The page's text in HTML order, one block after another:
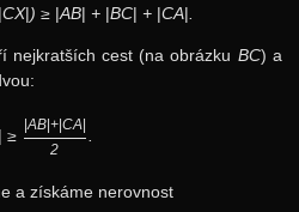
|CX|) ≥ |AB| + |BC| + |CA|
nejkratších cest (na obrázku BC) a
≥
|AB|+|CA|
2
a získáme nerovnost